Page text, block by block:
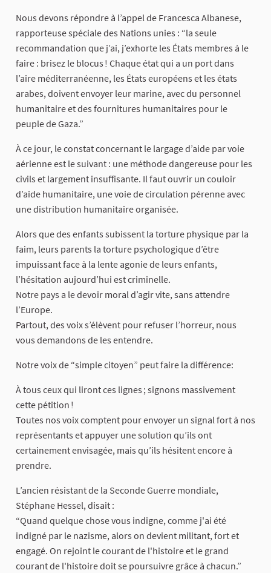
Nous devons répondre à l’appel de Francesca Albanese,
rapporteuse spéciale des Nations unies : “la seule
recommandation que j’ai, j’exhorte les États membres à le
faire : brisez le blocus ! Chaque état qui a un port dans
l’aire méditerranéenne, les États européens et les états
arabes, doivent envoyer leur marine, avec du personnel
humanitaire et des fournitures humanitaires pour le
peuple de Gaza.”
À ce jour, le constat concernant le largage d’aide par voie
aérienne est le suivant : une méthode dangereuse pour les
civils et largement insuffisante. Il faut ouvrir un couloir
d’aide humanitaire, une voie de circulation pérenne avec
une distribution humanitaire organisée.
Alors que des enfants subissent la torture physique par la
faim, leurs parents la torture psychologique d’être
impuissant face à la lente agonie de leurs enfants,
l’hésitation aujourd’hui est criminelle.
Notre pays a le devoir moral d’agir vite, sans attendre
l’Europe.
Partout, des voix s’élèvent pour refuser l’horreur, nous
vous demandons de les entendre.
Notre voix de “simple citoyen” peut faire la différence:
À tous ceux qui liront ces lignes ; signons massivement
cette pétition !
Toutes nos voix comptent pour envoyer un signal fort à nos
représentants et appuyer une solution qu’ils ont
certainement envisagée, mais qu’ils hésitent encore à
prendre.
L’ancien résistant de la Seconde Guerre mondiale,
Stéphane Hessel, disait :
“Quand quelque chose vous indigne, comme j'ai été
indigné par le nazisme, alors on devient militant, fort et
engagé. On rejoint le courant de l'histoire et le grand
courant de l'histoire doit se poursuivre grâce à chacun.”